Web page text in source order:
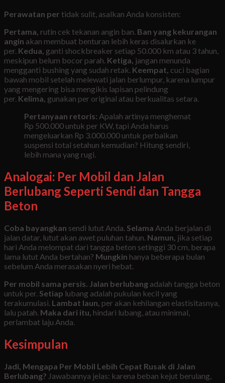
Perawatan per tidak sulit, asalkan Anda konsisten:
Pertama, rutin cek tekanan angin ban. Ban yang kekurangan
angin akan membuat benturan lebih keras disalurkan ke
per. Kedua, ganti shockbreaker setiap 50.000 km atau 3 tahun,
meskipun belum bocor parah. Ketiga, jangan menunda
mengganti bushing yang sudah retak. Keempat, cuci bagian
bawah mobil setelah melewati jalan berlumpur, karena lumpur
yang mengering bisa mengikis lapisan pelindung
per. Kelima, gunakan per original atau berkualitas setara.
Pertanyaan retoris: Apalah artinya menghemat
Rp 500.000 untuk per KW, tapi Anda harus
mengeluarkan Rp 3.000.000 untuk perbaikan
suspensi total setahun kemudian? Hitung sendiri,
lebih mana yang rugi.
Analogai: Per Mobil dan Jalan
Berlubang Seperti Sendi dan Tangga
Beton
Coba bayangkan sendi lutut Anda. Selama Anda berjalan di
jalan datar, lutut akan awet puluhan tahun. Namun, jika setiap
hari Anda melompat dari tangga beton setinggi 30 cm, berapa
lama lutut Anda bertahan? Mungkin hanya beberapa bulan
sebelum Anda merasakan nyeri hebat.
Per mobil sama persis. Jalan berlubang adalah tangga beton
untuk per. Setiap lubang adalah pukulan kecil yang
terakumulasi. Lambat laun, per akan kehilangan elastisitasnya,
lalu patah. Maka dari itu, hindari lubang, atau minimal,
perlambat laju Anda.
Kesimpulan
Jadi, Mengapa Per Mobil Lebih Cepat Rusak di Jalan
Berlubang? Jawabannya jelas: karena beban kejut berulang,